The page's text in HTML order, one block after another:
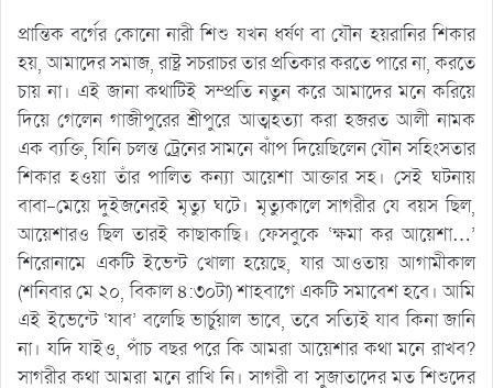
প্রান্তিক বর্গের কোনো নারী শিশু যখন ধর্ষণ বা যৌন হয়রানির শিকার
হয়, আমাদের সমাজ, রাষ্ট্র সচরাচর তার প্রতিকার করতে পারে না, করতে
চায় না। এই জানা কথাটিই সম্প্রতি নতুন করে আমাদের মনে করিয়ে
দিয়ে গেলেন গাজীপুরের শ্রীপুরে আত্মহত্যা করা হজরত আলী নামক
এক ব্যক্তি, যিনি চলন্ত ট্রেনের সামনে ঝাঁপ দিয়েছিলেন যৌন সহিংসতার
শিকার হওয়া তাঁর পালিত কন্যা আয়েশা আক্তার সহ। সেই ঘটনায়
বাবা-মেয়ে দুইজনেরই মৃত্যু ঘটে। মৃত্যুকালে সাগরীর যে বয়স ছিল,
আয়েশারও ছিল তারই কাছাকাছি। ফেসবুকে ‘ক্ষমা কর আয়েশা…’
শিরোনামে একটি ইভেন্ট খোলা হয়েছে, যার আওতায় আগামীকাল
(শনিবার মে ২০, বিকাল ৪:৩০টা) শাহবাগে একটি সমাবেশ হবে। আমি
এই ইভেন্টে ‘যাব’ বলেছি ভার্চুয়াল ভাবে, তবে সত্যিই যাব কিনা জানি
না। যদি যাইও, পাঁচ বছর পরে কি আমরা আয়েশার কথা মনে রাখব?
সাগরীর কথা আমরা মনে রাখি নি। সাগরী বা সুজাতাদের মত শিশুদের